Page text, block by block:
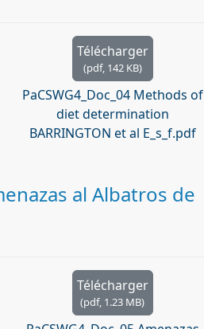
Télécharger
(pdf, 142 KB)
PaCSWG4_Doc_04 Methods of
diet determination
BARRINGTON et al E_s_f.pdf
al Albatros de
Télécharger
(pdf, 1.23 MB)